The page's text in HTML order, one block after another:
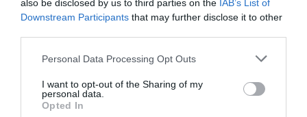
also be disclosed by us to third parties on the IAB’s List of
Downstream Participants that may further disclose it to other
Personal Data Processing Opt Outs
I want to opt-out of the Sharing of my
personal data.
Opted InDERNIERS COMMENTAIRES